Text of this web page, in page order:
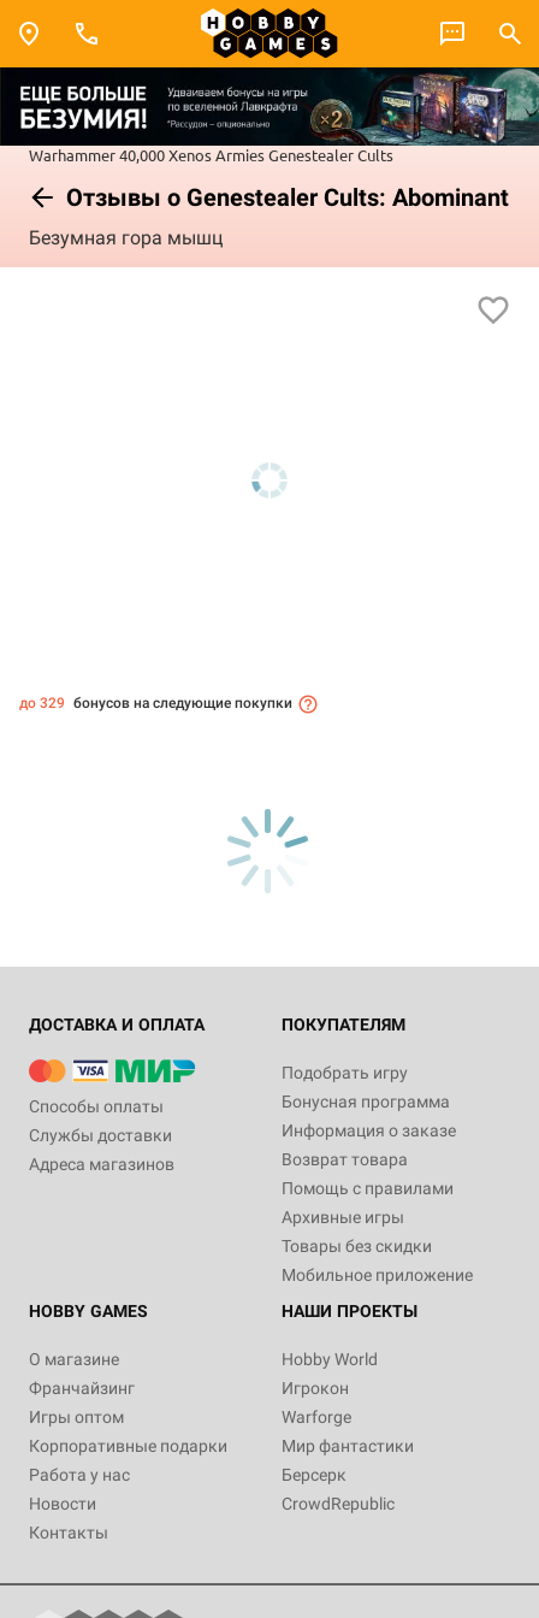
Warhammer 40,000Xenos ArmiesGenestealer Cults
Отзывы о Genestealer Cults: Abominant
Безумная гора мышц
до 329 бонусов на следующие покупки
ДОСТАВКА И ОПЛАТА
Способы оплаты
Службы доставки
Адреса магазинов
ПОКУПАТЕЛЯМ
Подобрать игру
Бонусная программа
Информация о заказе
Возврат товара
Помощь с правилами
Архивные игры
Товары без скидки
Мобильное приложение
HOBBY GAMES
О магазине
Франчайзинг
Игры оптом
Корпоративные подарки
Работа у нас
Новости
Контакты
НАШИ ПРОЕКТЫ
Hobby World
Игрокон
Warforge
Мир фантастики
Берсерк
CrowdRepublic